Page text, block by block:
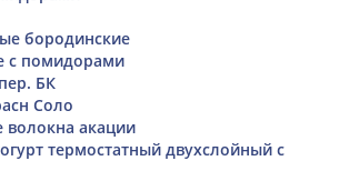
бородинские
с помидорами
БК
Соло
волокна акации
термостатный двухслойный с